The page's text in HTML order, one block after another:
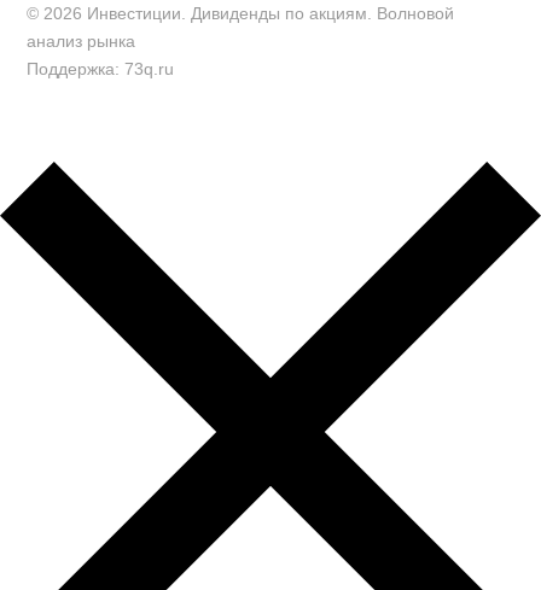
© 2026 Инвестиции. Дивиденды по акциям. Волновой
анализ рынка
Поддержка: 73q.ru